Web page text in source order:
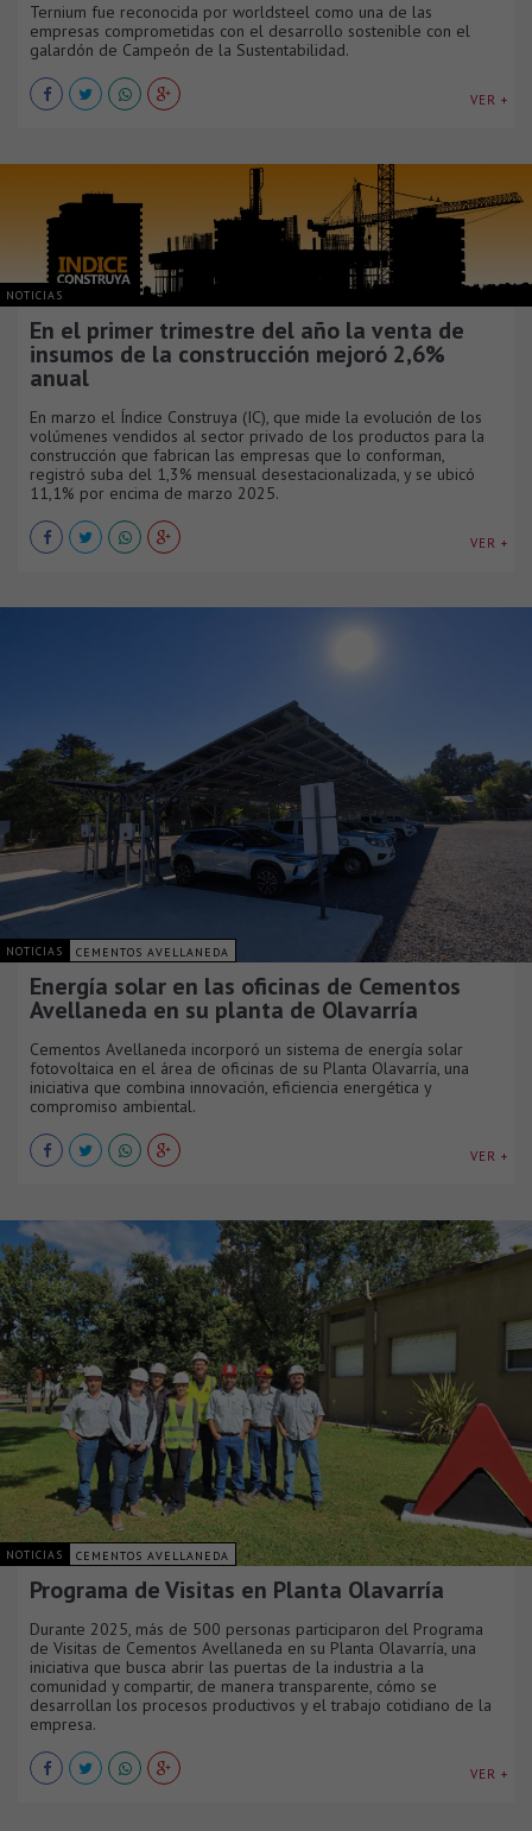
Ternium fue reconocida por worldsteel como una de las
empresas comprometidas con el desarrollo sostenible con el
galardón de Campeón de la Sustentabilidad.
VER +
NOTICIAS
En el primer trimestre del año la venta de
insumos de la construcción mejoró 2,6%
anual
En marzo el Índice Construya (IC), que mide la evolución de los
volúmenes vendidos al sector privado de los productos para la
construcción que fabrican las empresas que lo conforman,
registró suba del 1,3% mensual desestacionalizada, y se ubicó
11,1% por encima de marzo 2025.
VER +
NOTICIAS CEMENTOS AVELLANEDA
Energía solar en las oficinas de Cementos
Avellaneda en su planta de Olavarría
Cementos Avellaneda incorporó un sistema de energía solar
fotovoltaica en el área de oficinas de su Planta Olavarría, una
iniciativa que combina innovación, eficiencia energética y
compromiso ambiental.
VER +
NOTICIAS CEMENTOS AVELLANEDA
Programa de Visitas en Planta Olavarría
Durante 2025, más de 500 personas participaron del Programa
de Visitas de Cementos Avellaneda en su Planta Olavarría, una
iniciativa que busca abrir las puertas de la industria a la
comunidad y compartir, de manera transparente, cómo se
desarrollan los procesos productivos y el trabajo cotidiano de la
empresa.
VER +